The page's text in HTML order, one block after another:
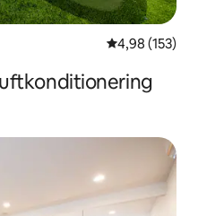
4,98 av 5 i
4,98 (153)